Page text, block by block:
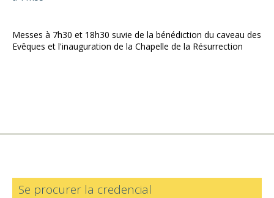
Messes à 7h30 et 18h30 suvie de la bénédiction du caveau des
Evêques et l'inauguration de la Chapelle de la Résurrection
Se procurer la credencial